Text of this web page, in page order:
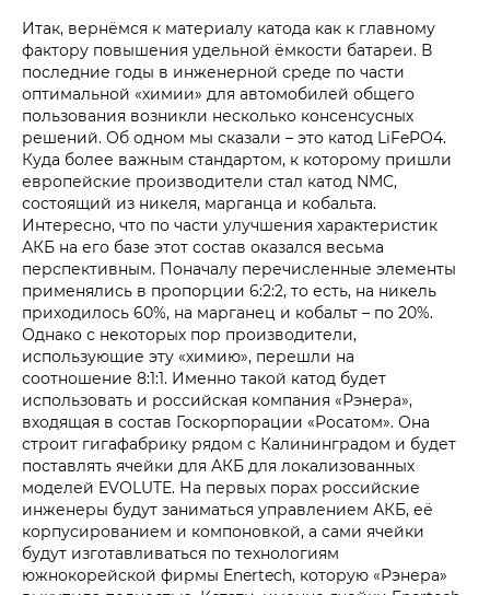
Итак, вернёмся к материалу катода как к главному
фактору повышения удельной ёмкости батареи. В
последние годы в инженерной среде по части
оптимальной «химии» для автомобилей общего
пользования возникли несколько консенсусных
решений. Об одном мы сказали – это катод LiFePO4.
Куда более важным стандартом, к которому пришли
европейские производители стал катод NMC,
состоящий из никеля, марганца и кобальта.
Интересно, что по части улучшения характеристик
АКБ на его базе этот состав оказался весьма
перспективным. Поначалу перечисленные элементы
применялись в пропорции 6:2:2, то есть, на никель
приходилось 60%, на марганец и кобальт – по 20%.
Однако с некоторых пор производители,
использующие эту «химию», перешли на
соотношение 8:1:1. Именно такой катод будет
использовать и российская компания «Рэнера»,
входящая в состав Госкорпорации «Росатом». Она
строит гигафабрику рядом с Калининградом и будет
поставлять ячейки для АКБ для локализованных
моделей EVOLUTE. На первых порах российские
инженеры будут заниматься управлением АКБ, её
корпусированием и компоновкой, а сами ячейки
будут изготавливаться по технологиям
южнокорейской фирмы Enertech, которую «Рэнера»